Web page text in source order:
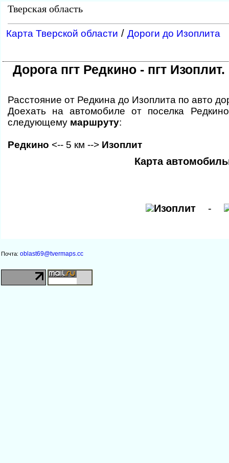
Тверская область
Карта Тверской области / Дороги до Изоплита
Дорога пгт Редкино - пгт
Расстояние от Редкина до Изоплита по авто
Доехать на автомобиле от поселка
следующему маршруту:
Редкино <-- 5 км --> Изоплит
Карта
Изоплит-
Почта: oblast69@tvermaps.cc